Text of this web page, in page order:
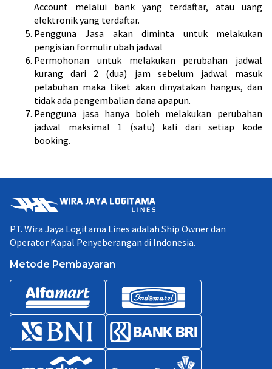
Account melalui bank yang terdaftar, atau uang
elektronik yang terdaftar.
Pengguna Jasa akan diminta untuk melakukan
pengisian formulir ubah jadwal
Permohonan untuk melakukan perubahan jadwal
kurang dari 2 (dua) jam sebelum jadwal masuk
pelabuhan maka tiket akan dinyatakan hangus, dan
tidak ada pengembalian dana apapun.
Pengguna jasa hanya boleh melakukan perubahan
jadwal maksimal 1 (satu) kali dari setiap kode
booking.
PT. Wira Jaya Logitama Lines adalah Ship Owner dan
Operator Kapal Penyeberangan di Indonesia.
Metode Pembayaran